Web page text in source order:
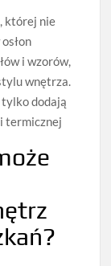
której nie
i wzorów,
wnętrza.
tylko dodają
termicznej